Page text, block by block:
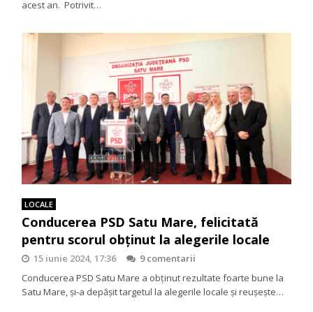
acest an. Potrivit…
LOCALE
Conducerea PSD Satu Mare, felicitată
pentru scorul obţinut la alegerile locale
15 iunie 2024, 17:36
9 comentarii
Conducerea PSD Satu Mare a obţinut rezultate foarte bune la
Satu Mare, şi-a depăşit targetul la alegerile locale şi reuşeşte…